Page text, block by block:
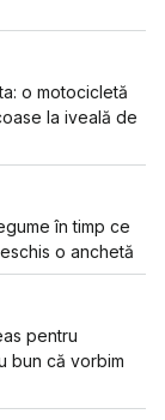
o motocicletă
la iveală de
în timp ce
o anchetă
pentru
bun că vorbim